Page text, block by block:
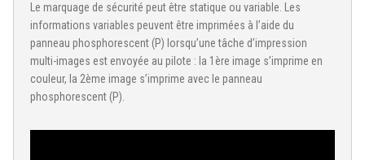
Le marquage de sécurité peut être statique ou variable. Les
informations variables peuvent être imprimées à l’aide du
panneau phosphorescent (P) lorsqu’une tâche d’impression
multi-images est envoyée au pilote : la 1ère image s’imprime en
couleur, la 2ème image s’imprime avec le panneau
phosphorescent (P).